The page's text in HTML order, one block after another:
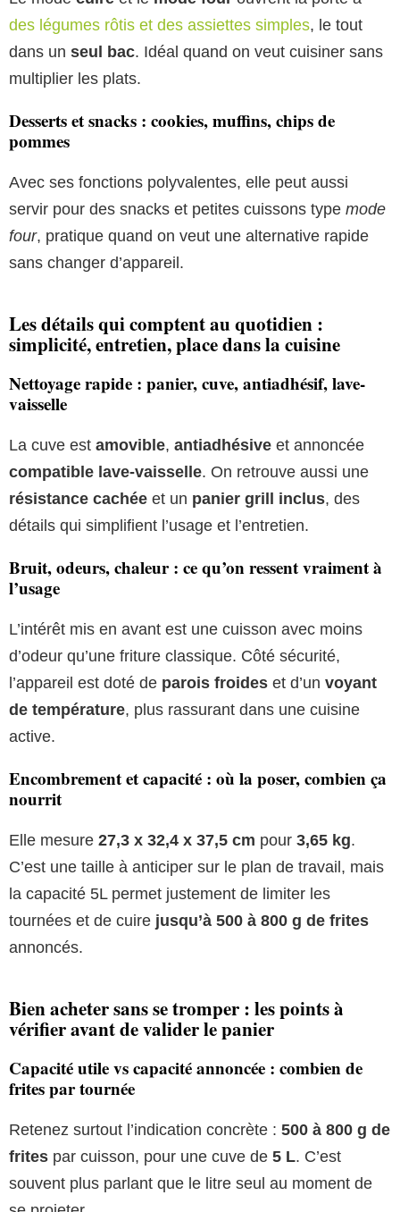
des légumes rôtis et des assiettes simples, le tout
dans un seul bac. Idéal quand on veut cuisiner sans
multiplier les plats.
Desserts et snacks : cookies, muffins, chips de
pommes
Avec ses fonctions polyvalentes, elle peut aussi
servir pour des snacks et petites cuissons type mode
four, pratique quand on veut une alternative rapide
sans changer d’appareil.
Les détails qui comptent au quotidien :
simplicité, entretien, place dans la cuisine
Nettoyage rapide : panier, cuve, antiadhésif, lave-
vaisselle
La cuve est amovible, antiadhésive et annoncée
compatible lave-vaisselle. On retrouve aussi une
résistance cachée et un panier grill inclus, des
détails qui simplifient l’usage et l’entretien.
Bruit, odeurs, chaleur : ce qu’on ressent vraiment à
l’usage
L’intérêt mis en avant est une cuisson avec moins
d’odeur qu’une friture classique. Côté sécurité,
l’appareil est doté de parois froides et d’un voyant
de température, plus rassurant dans une cuisine
active.
Encombrement et capacité : où la poser, combien ça
nourrit
Elle mesure 27,3 x 32,4 x 37,5 cm pour 3,65 kg.
C’est une taille à anticiper sur le plan de travail, mais
la capacité 5L permet justement de limiter les
tournées et de cuire jusqu’à 500 à 800 g de frites
annoncés.
Bien acheter sans se tromper : les points à
vérifier avant de valider le panier
Capacité utile vs capacité annoncée : combien de
frites par tournée
Retenez surtout l’indication concrète : 500 à 800 g de
frites par cuisson, pour une cuve de 5 L. C’est
souvent plus parlant que le litre seul au moment de